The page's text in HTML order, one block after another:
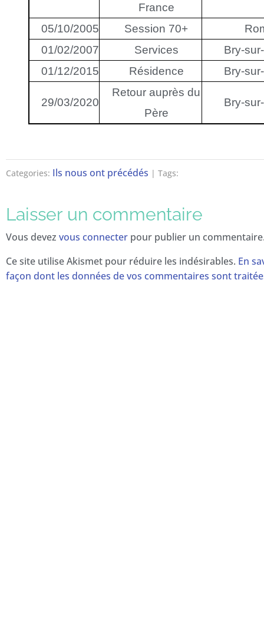
France
05/10/2005
Session 70+
01/02/2007
Services
Bry-
01/12/2015
Résidence Bry-
29/03/2020
Retour auprès du
Père
Bry-
Categories: Ils nous ont précédés | Tags:
Laisser un commentaire
Vous devez vous connecter pour publier un
Ce site utilise Akismet pour réduire les indésirables. En
façon dont les données de vos commentaires sont